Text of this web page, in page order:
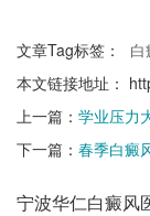
文章Tag标签：
本文链接地址：
上一篇： 学业压力
下一篇： 春季白癜
宁波华仁白癜风